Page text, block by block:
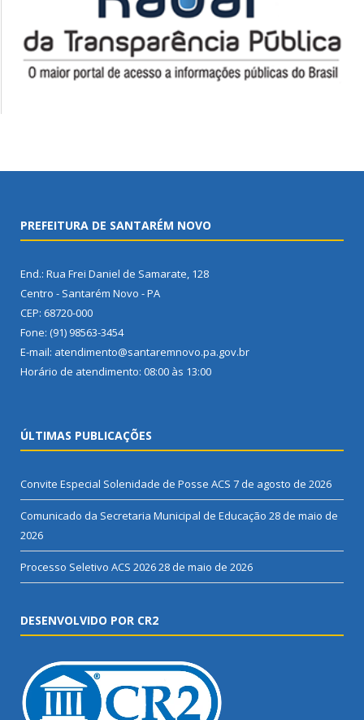
PREFEITURA DE SANTARÉM NOVO
End.: Rua Frei Daniel de Samarate, 128
Centro - Santarém Novo - PA
CEP: 68720-000
Fone: (91) 98563-3454
E-mail: atendimento@santaremnovo.pa.gov.br
Horário de atendimento: 08:00 às 13:00
ÚLTIMAS PUBLICAÇÕES
Convite Especial Solenidade de Posse ACS 7 de agosto de 2026
Comunicado da Secretaria Municipal de Educação 28 de maio de
2026
Processo Seletivo ACS 202628 de maio de 2026
DESENVOLVIDO POR CR2